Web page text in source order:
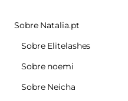
Sobre Natalia.pt
Sobre Elitelashes
Sobre noemi
Sobre Neicha